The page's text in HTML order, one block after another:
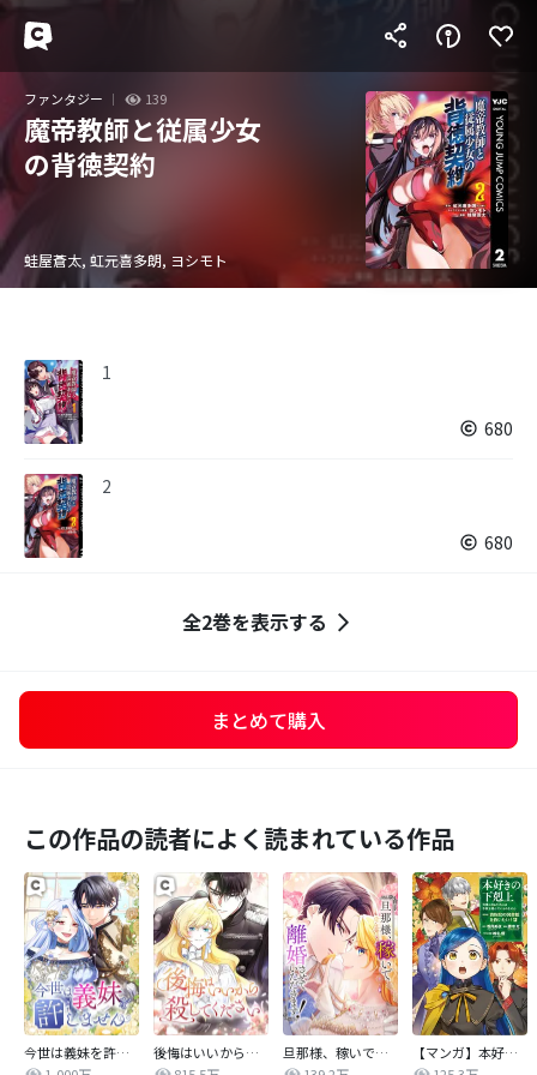
ファンタジー 139
魔帝教師と従属少女
の背徳契約
蛙屋蒼太, 虹元喜多朗, ヨシモト
1
680
2
680
全2巻を表示する
まとめて購入
この作品の読者によく読まれている作品
今世は義妹を許しません
後悔はいいから殺してください
旦那様、稼いで離婚させていただきます！
【マンガ】本好きの下剋上 第四部